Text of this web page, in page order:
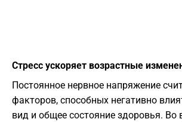
Стресс ускоряет возрастные
Постоянное нервное напряжение
факторов, способных негативно
вид и общее состояние здоровья. Во